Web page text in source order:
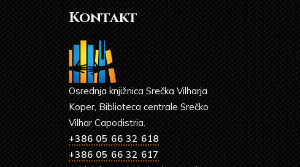
Kontakt
Osrednja knjižnica Srečka Vilharja
Koper, Biblioteca centrale Srečko
Vilhar Capodistria.
+386 05 66 32 618
+386 05 66 32 617